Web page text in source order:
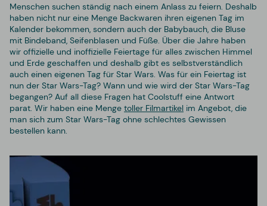
Menschen suchen ständig nach einem Anlass zu feiern. Deshalb
haben nicht nur eine Menge Backwaren ihren eigenen Tag im
Kalender bekommen, sondern auch der Babybauch, die Bluse
mit Bindeband, Seifenblasen und Füße. Über die Jahre haben
wir offizielle und inoffizielle Feiertage für alles zwischen Himmel
und Erde geschaffen und deshalb gibt es selbstverständlich
auch einen eigenen Tag für Star Wars. Was für ein Feiertag ist
nun der Star Wars-Tag? Wann und wie wird der Star Wars-Tag
begangen? Auf all diese Fragen hat Coolstuff eine Antwort
parat. Wir haben eine Menge toller Filmartikel im Angebot, die
man sich zum Star Wars-Tag ohne schlechtes Gewissen
bestellen kann.